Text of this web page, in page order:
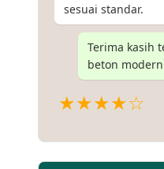
sesuai standar.
Terima kasih
beton
★★★★☆